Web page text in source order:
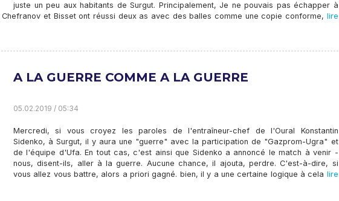
juste un peu aux habitants de Surgut. Principalement, Je ne pouvais pas échapper à
et Bisset ont réussi deux as avec des balles comme une copie conforme, lire
A LA GUERRE COMME A LA GUERRE
05.02.2019 / 05:34
Mercredi, si vous croyez les paroles de l'entraîneur-chef de l'Oural Konstantin
Sidenko, à Surgut, il y aura une "guerre" avec la participation de "Gazprom-Ugra" et
de l'équipe d'Ufa. En tout cas, c'est ainsi que Sidenko a annoncé le match à venir -
nous, disent-ils, aller à la guerre. Aucune chance, il ajouta, perdre. C'est-à-dire, si
vous allez vous battre, alors a priori gagné. bien, il y a une certaine logique à cela lire